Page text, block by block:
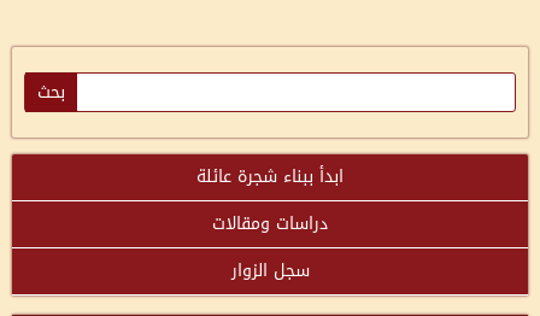
ابدأ ببناء شجرة عائلة
دراسات ومقالات
سجل الزوار